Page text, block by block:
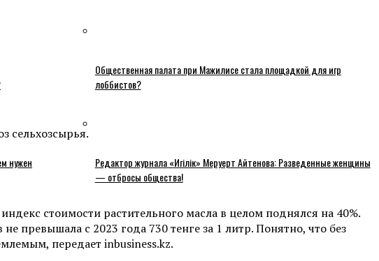
нужен
Общественная палата при Мажилисе стала площадкой для игр
лоббистов?
Редактор журнала «Игілік» Меруерт Айтенова: Разведенные женщины
— отбросы общества!
сельхозсырья.
стоимости растительного масла в целом поднялся на 40%.
превышала с 2023 года 730 тенге за 1 литр. Понятно, что без
передает inbusiness.kz.